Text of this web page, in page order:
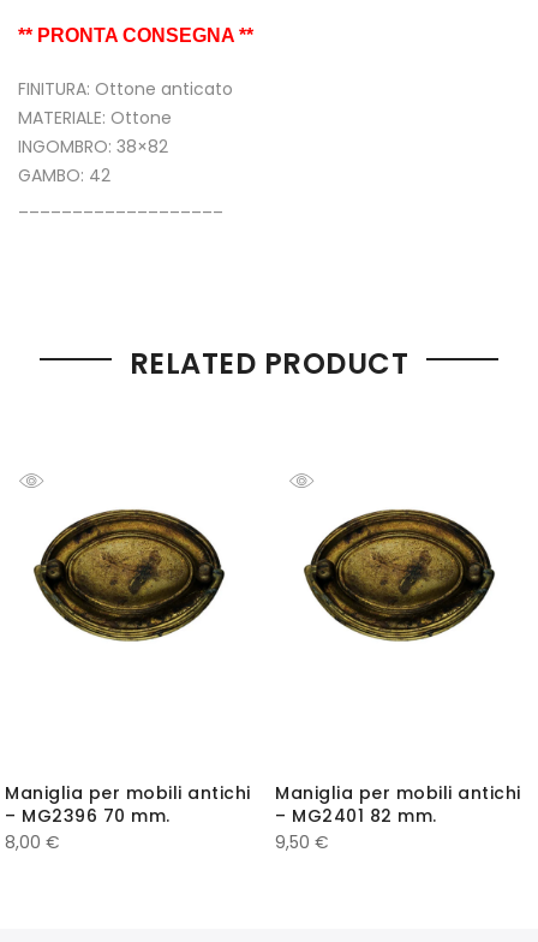
** PRONTA CONSEGNA **
FINITURA: Ottone anticato
MATERIALE: Ottone
INGOMBRO: 38×82
GAMBO: 42
RELATED PRODUCT
Maniglia per mobili antichi
– MG2396 70 mm.
8,00 €
Maniglia per mobili antichi
– MG2401 82 mm.
9,50 €